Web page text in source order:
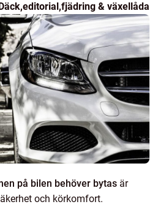
,editorial,fjädring & växellåda
på bilen behöver bytas är
och körkomfort.